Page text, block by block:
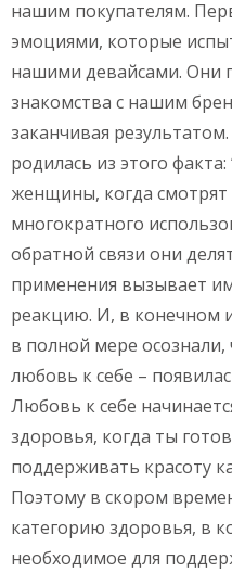
нашим покупателям.
эмоциями, которые
нашими девайсами. Они
знакомства с нашим
заканчивая
родилась из этого
женщины, когда смотрят
многократного
обратной связи они
применения вызывает
реакцию. И, в конечном
в полной мере
любовь к себе –
Любовь к себе
здоровья, когда ты
поддерживать красоту
Поэтому в скором
категорию здоровья, в
необходимое для